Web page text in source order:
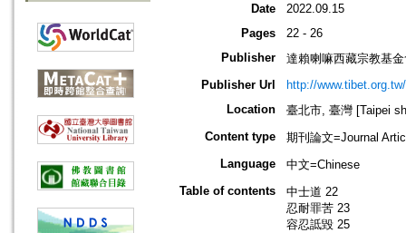
Date
2022.09.15
Pages
22 - 26
Publisher
達賴喇嘛西藏宗教基
Publisher Url
http://www.tibet.org.tw/
Location
臺北市, 臺灣 [Taipei
Content type
期刊論文=Journal
Language
中文=Chinese
Table of contents
中士道 22
忍耐罪苦 23
容忍詆毀 25